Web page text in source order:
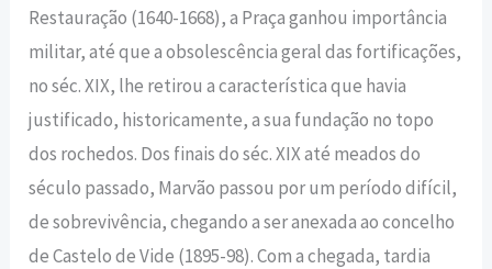
Restauração (1640-1668), a Praça ganhou importância
militar, até que a obsolescência geral das fortificações,
no séc. XIX, lhe retirou a característica que havia
justificado, historicamente, a sua fundação no topo
dos rochedos. Dos finais do séc. XIX até meados do
século passado, Marvão passou por um período difícil,
de sobrevivência, chegando a ser anexada ao concelho
de Castelo de Vide (1895-98). Com a chegada, tardia